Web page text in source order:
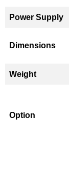
Power Supply
Dimensions
Weight
Option